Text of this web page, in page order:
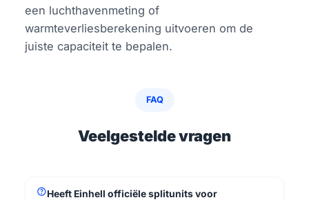
een luchthavenmeting of
warmteverliesberekening uitvoeren om de
juiste capaciteit te bepalen.
FAQ
Veelgestelde vragen
helpHeeft Einhell officiële splitunits voor